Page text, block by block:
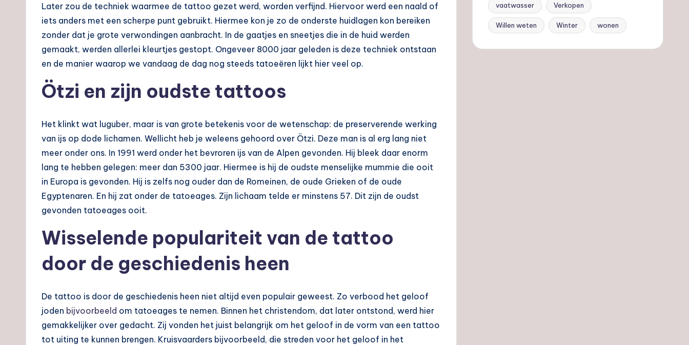
Later zou de techniek waarmee de tattoo gezet werd, worden verfijnd. Hiervoor werd een naald of
iets anders met een scherpe punt gebruikt. Hiermee kon je zo de onderste huidlagen kon bereiken
zonder dat je grote verwondingen aanbracht. In de gaatjes en sneetjes die in de huid werden
gemaakt, werden allerlei kleurtjes gestopt. Ongeveer 8000 jaar geleden is deze techniek ontstaan
en de manier waarop we vandaag de dag nog steeds tatoeëren lijkt hier veel op.
Ötzi en zijn oudste tattoos
Het klinkt wat luguber, maar is van grote betekenis voor de wetenschap: de preserverende werking
van ijs op dode lichamen. Wellicht heb je weleens gehoord over Ötzi. Deze man is al erg lang niet
meer onder ons. In 1991 werd onder het bevroren ijs van de Alpen gevonden. Hij bleek daar enorm
lang te hebben gelegen: meer dan 5300 jaar. Hiermee is hij de oudste menselijke mummie die ooit
in Europa is gevonden. Hij is zelfs nog ouder dan de Romeinen, de oude Grieken of de oude
Egyptenaren. En hij zat onder de tatoeages. Zijn lichaam telde er minstens 57. Dit zijn de oudst
gevonden tatoeages ooit.
Wisselende populariteit van de tattoo
door de geschiedenis heen
De tattoo is door de geschiedenis heen niet altijd even populair geweest. Zo verbood het geloof
joden bijvoorbeeld om tatoeages te nemen. Binnen het christendom, dat later ontstond, werd hier
gemakkelijker over gedacht. Zij vonden het juist belangrijk om het geloof in de vorm van een tattoo
tot uiting te kunnen brengen. Kruisvaarders bijvoorbeeld, die streden voor het geloof in het
vaatwasser Verkopen
Willen weten Winter wonen